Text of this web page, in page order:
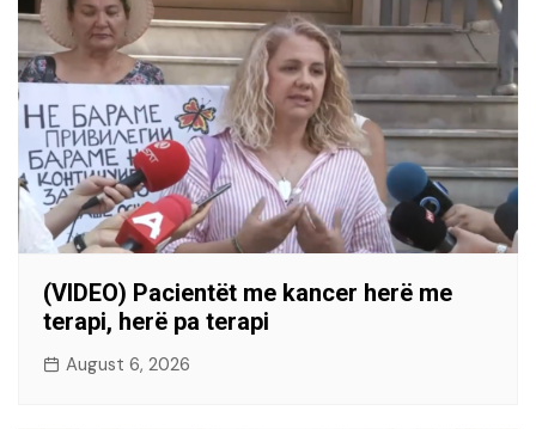
(VIDEO) Pacientët me kancer herë me
terapi, herë pa terapi
August 6, 2026